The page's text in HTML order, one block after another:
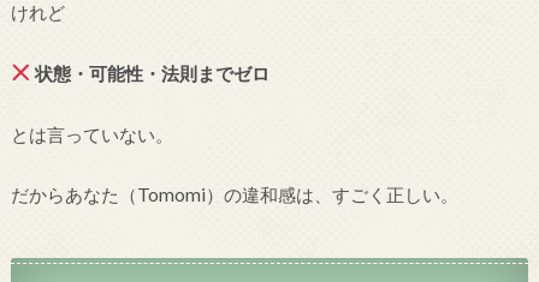
けれど
状態・可能性・法則までゼロ
とは言っていない。
だからあなた（Tomomi）の違和感は、すごく正しい。